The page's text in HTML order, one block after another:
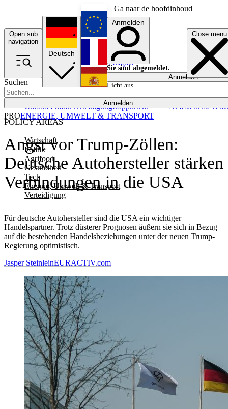
Ga naar de hoofdinhoud
Open sub
navigation
Close menu
Suchen
Anmelden
POLICY AREAS
Wirtschaft
Politik
Agrifood
Gesundheit
Tech
Energie, Umwelt & Transport
Verteidigung
UkrainePolitikVerteidigungRapporteur NewslettersEvents
Deutsch
English
Français
Anmelden
Sie sind abgemeldet.
Anmelden
Licht aus
Angst vor Trump-Zöllen:
Deutsche Autohersteller stärken
Verbindungen in die USA
Für deutsche Autohersteller sind die USA ein wichtiger
Handelspartner. Trotz düsterer Prognosen äußern sie sich in Bezug
auf die bestehenden Handelsbeziehungen unter der neuen Trump-
Regierung optimistisch.
PROENERGIE, UMWELT & TRANSPORT
Jasper SteinleinEURACTIV.com